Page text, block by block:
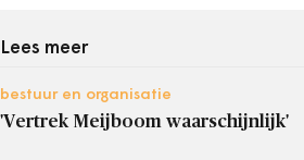
Lees meer
bestuur en organisatie
'Vertrek Meijboom waarschijnlijk'